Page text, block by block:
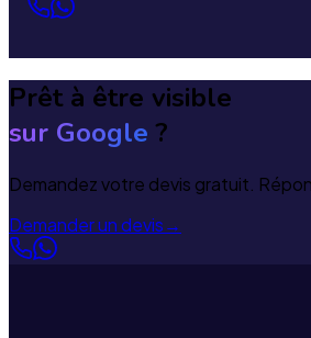
Prêt à être visible
sur Google ?
Demandez votre devis gratuit.
Demander un devis→